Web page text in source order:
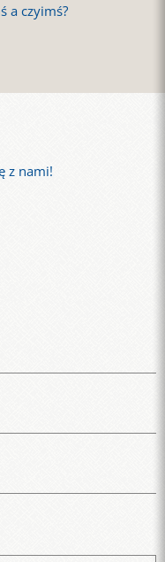
a czyimś?
z nami!